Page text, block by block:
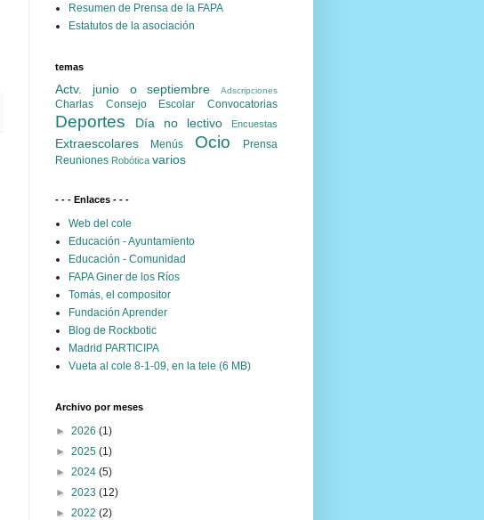
Resumen de Prensa de la FAPA
Estatutos de la asociación
temas
Actv. junio o septiembre Adscripciones
Charlas Consejo Escolar Convocatorias
Deportes Día no lectivo Encuestas
Extraescolares Menús Ocio
Prensa
Reuniones Robótica varios
- - - Enlaces - - -
Web del cole
Educación - Ayuntamiento
Educación - Comunidad
FAPA Giner de los Ríos
Tomás, el compositor
Fundación Aprender
Blog de Rockbotic
Madrid PARTICIPA
Vueta al cole 8-1-09, en la tele (6 MB)
Archivo por meses
► 2026 (1)
► 2025 (1)
► 2024 (5)
► 2023 (12)
► 2022 (2)